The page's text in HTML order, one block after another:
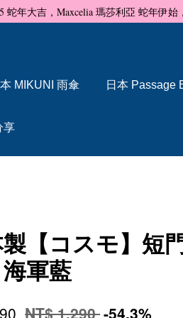
轉✨
MIKUNI 雨傘 日本 Passage
享
【コスモ】短
軍藍
NT$ 1,290-54.3%